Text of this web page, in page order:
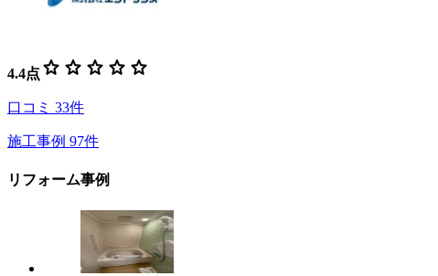
4.4点 star star star star star
口コミ 33件
施工事例 97件
リフォーム事例